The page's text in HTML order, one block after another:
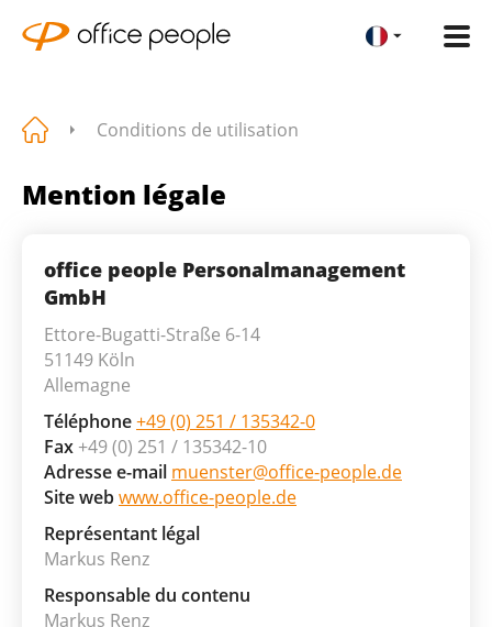
Conditions de utilisation
Mention légale
office people Personalmanagement
GmbH
Ettore-Bugatti-Straße 6-14
51149 Köln
Allemagne
Téléphone+49 (0) 251 / 135342-0
Fax +49 (0) 251 / 135342-10
Adresse e-mail muenster@office-people.de
Site webwww.office-people.de
Représentant légal
Markus Renz
Responsable du contenu
Markus Renz